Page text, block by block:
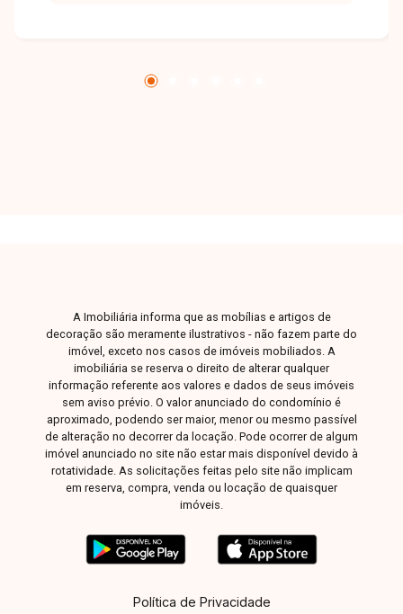
coberta com tanque e espaço para máquina de
A Imobiliária informa que as mobílias e artigos de
decoração são meramente ilustrativos - não fazem parte do
imóvel, exceto nos casos de imóveis mobiliados. A
imobiliária se reserva o direito de alterar qualquer
informação referente aos valores e dados de seus imóveis
sem aviso prévio. O valor anunciado do condomínio é
aproximado, podendo ser maior, menor ou mesmo passível
de alteração no decorrer da locação. Pode ocorrer de algum
imóvel anunciado no site não estar mais disponível devido à
rotatividade. As solicitações feitas pelo site não implicam
em reserva, compra, venda ou locação de quaisquer
imóveis.
Política de Privacidade